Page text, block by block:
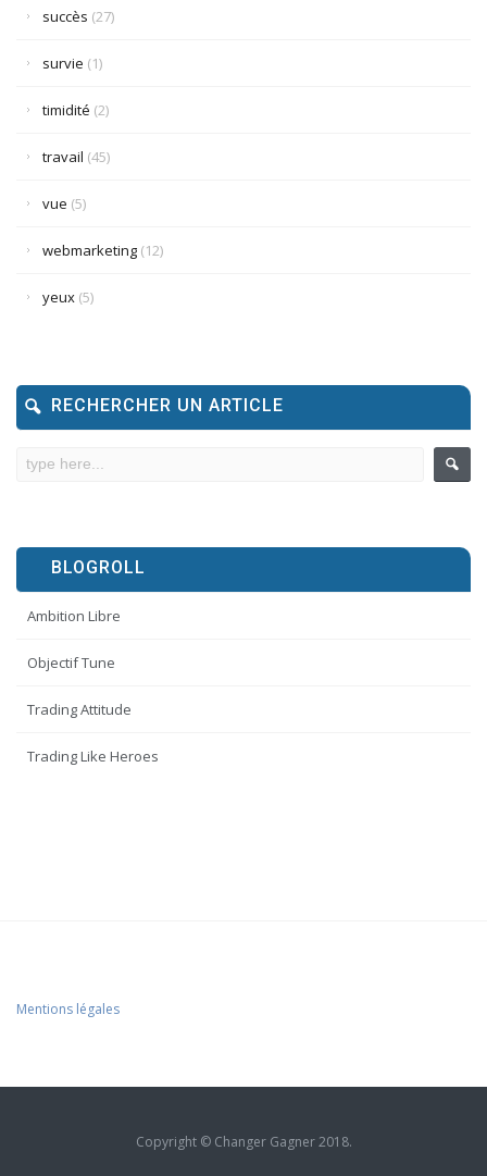
succès (27)
survie (1)
timidité (2)
travail (45)
vue (5)
webmarketing (12)
yeux (5)
RECHERCHER UN ARTICLE
BLOGROLL
Ambition Libre
Objectif Tune
Trading Attitude
Trading Like Heroes
Mentions légales
Copyright © Changer Gagner 2018.